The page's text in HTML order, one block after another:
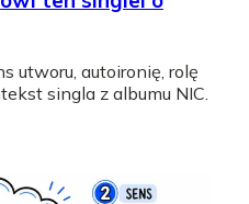
utworu, autoironię, rolę
singla z albumu NIC.